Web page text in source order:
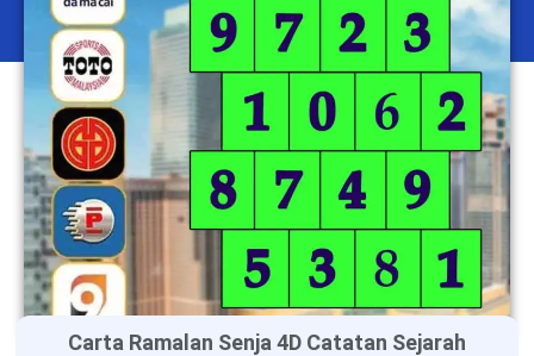
Carta Ramalan Senja 4D Catatan Sejarah